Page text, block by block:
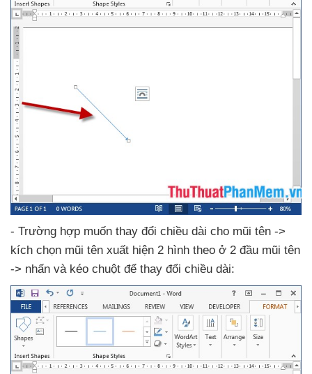
- Trường hợp muốn thay đổi chiều dài cho mũi tên ->
kích chọn mũi tên xuất hiện 2 hình theo ở 2 đầu mũi tên
-> nhấn và kéo chuột để thay đổi chiều dài: